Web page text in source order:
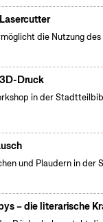
die Nutzung
Druck
in der
und Plaudern in
– die literarische